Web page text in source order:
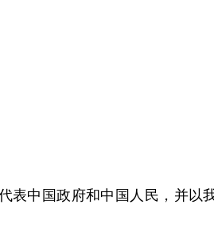
表中国政府和中国人民，并以